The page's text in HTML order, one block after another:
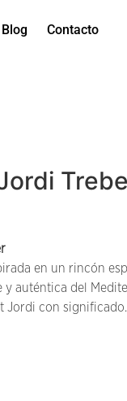
Blog Contacto
en un rincón
y auténtica del
Jordi con significado.